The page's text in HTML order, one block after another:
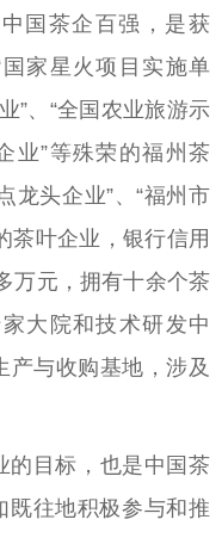
国茶企百强，是获
家星火项目实施单
”、“全国农业旅游示
业”等殊荣的福州茶
龙头企业”、“福州市
茶叶企业，银行信用
万元，拥有十余个茶
大院和技术研发中
产与收购基地，涉及
目标，也是中国茶
既往地积极参与和推